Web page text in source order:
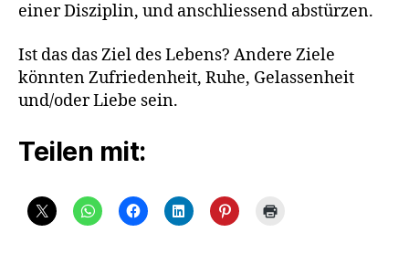
einer Disziplin, und anschliessend abstürzen.
Ist das das Ziel des Lebens? Andere Ziele
könnten Zufriedenheit, Ruhe, Gelassenheit
und/oder Liebe sein.
Teilen mit: